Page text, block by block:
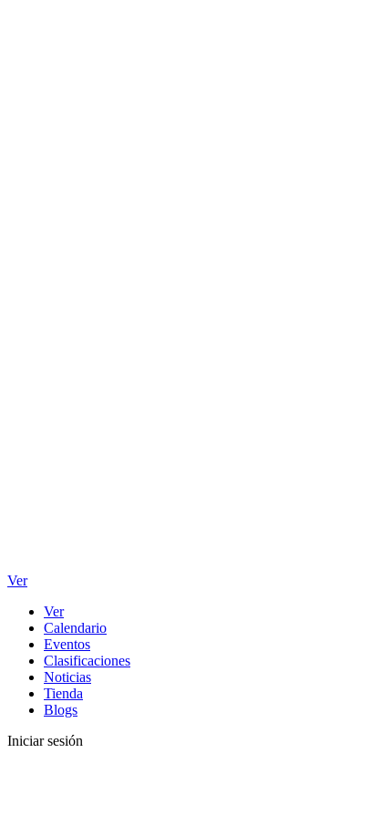
Ver
Ver
Calendario
Eventos
Clasificaciones
Noticias
Tienda
Blogs
Iniciar sesión